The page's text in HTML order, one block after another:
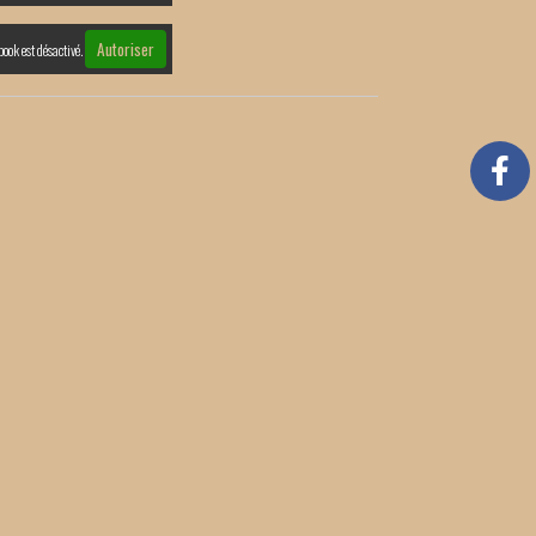
est désactivé. Autoriser